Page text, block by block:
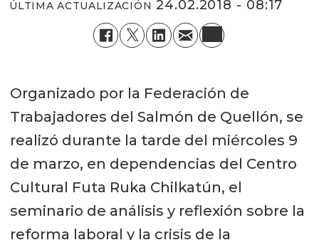
ÚLTIMA ACTUALIZACIÓN 24.02.2018 - 08:17
Organizado por la Federación de
Trabajadores del Salmón de Quellón, se
realizó durante la tarde del miércoles 9
de marzo, en dependencias del Centro
Cultural Futa Ruka Chilkatún, el
seminario de análisis y reflexión sobre la
reforma laboral y la crisis de la